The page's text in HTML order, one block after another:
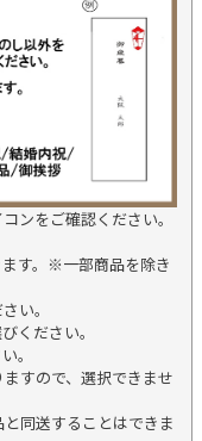
ンをご確認ください。
す。※一部商品を除き
い。
ください。
。
すので、選択できませ
同送することはできま